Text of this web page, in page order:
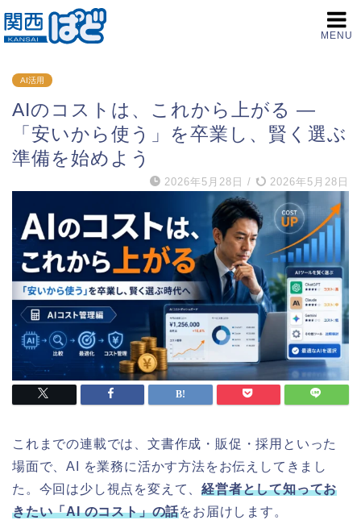
MENU
AI活用
AIのコストは、これから上がる ―
「安いから使う」を卒業し、賢く選ぶ
準備を始めよう
2026年5月28日 / 2026年5月28日
これまでの連載では、文書作成・販促・採用といった
場面で、AI を業務に活かす方法をお伝えしてきまし
た。今回は少し視点を変えて、経営者として知ってお
きたい「AI のコスト」の話をお届けします。